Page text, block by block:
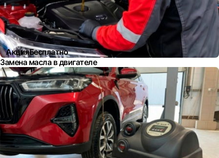
АкцияБесплатно
Замена масла в двигателе